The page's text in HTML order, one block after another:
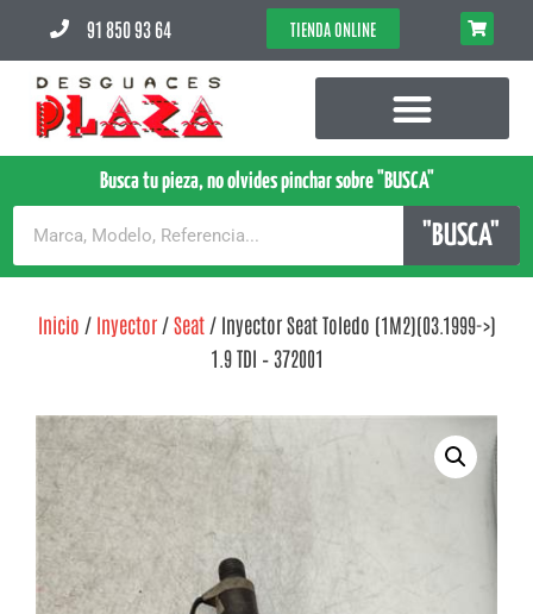
91 850 93 64 TIENDA ONLINE
Busca tu pieza, no olvides pinchar sobre "BUSCA"
"BUSCA"
Inicio / Inyector/Seat/ Inyector Seat Toledo (1M2)(03.1999->)
1.9 TDI – 372001